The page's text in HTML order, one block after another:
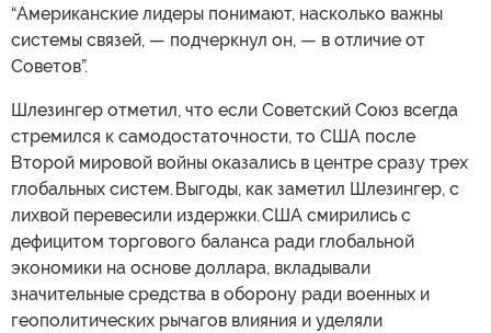
“Американские лидеры понимают, насколько важны
системы связей, — подчеркнул он, — в отличие от
Советов”.
Шлезингер отметил, что если Советский Союз всегда
стремился к самодостаточности, то США после
Второй мировой войны оказались в центре сразу трех
глобальных систем. Выгоды, как заметил Шлезингер, с
лихвой перевесили издержки. США смирились с
дефицитом торгового баланса ради глобальной
экономики на основе доллара, вкладывали
значительные средства в оборону ради военных и
геополитических рычагов влияния и уделяли